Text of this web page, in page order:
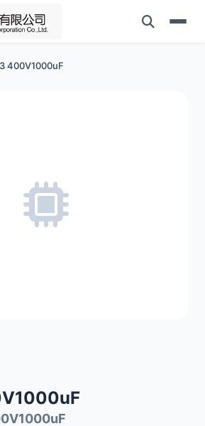
400V1000uF